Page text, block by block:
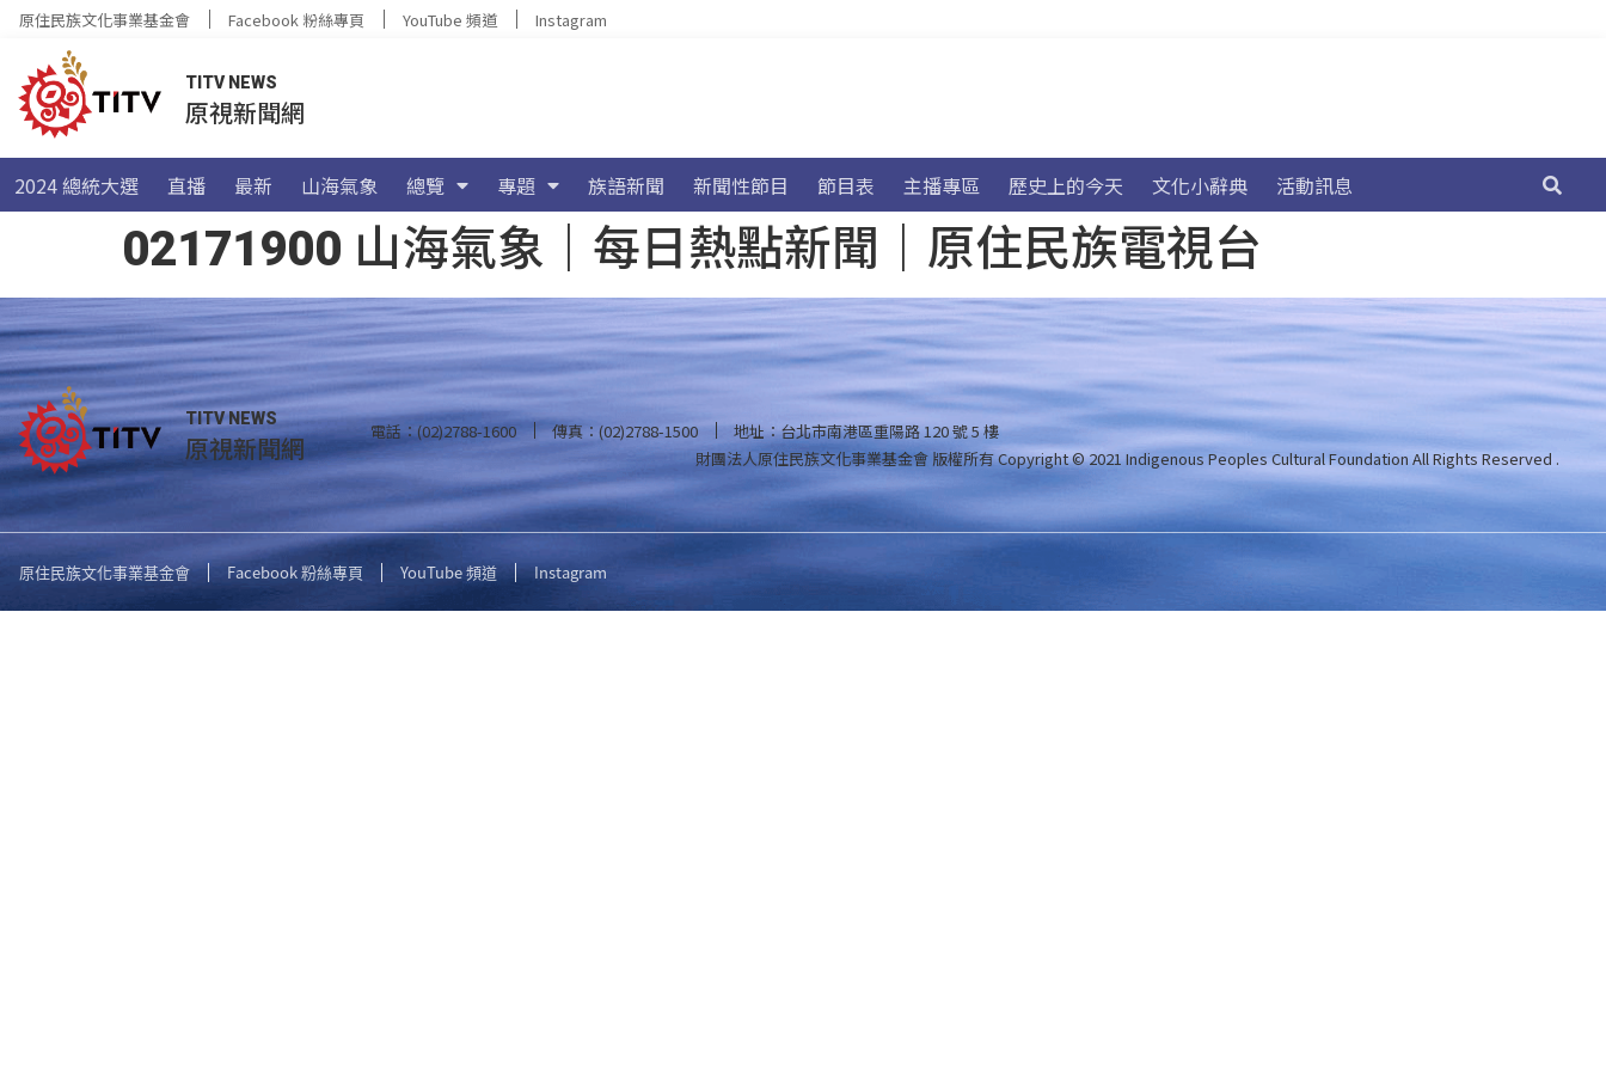
原住民族文化事業基金會 Facebook 粉絲專頁 YouTube 頻道 Instagram
TITV NEWS
原視新聞網
2024 總統大選 直播 最新 山海氣象 總覽 專題 族語新聞 新聞性節目 節目表 主播專區 歷史上的今天 文化小辭典 活動訊息
02171900 山海氣象｜每日熱點新聞｜原住民族電視台
TITV NEWS
原視新聞網 電話：(02)2788-1600 傳真：(02)2788-1500
地址：台北市南港區重陽路 120 號 5 樓
財團法人原住民族文化事業基金會 版權所有Copyright © 2021 Indigenous Peoples Cultural Foundation All Rights Reserved .
原住民族文化事業基金會 Facebook 粉絲專頁 YouTube 頻道 Instagram